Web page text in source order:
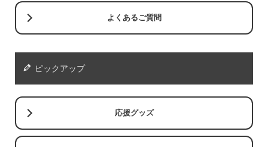
よくあるご質問
ピックアップ
応援グッズ